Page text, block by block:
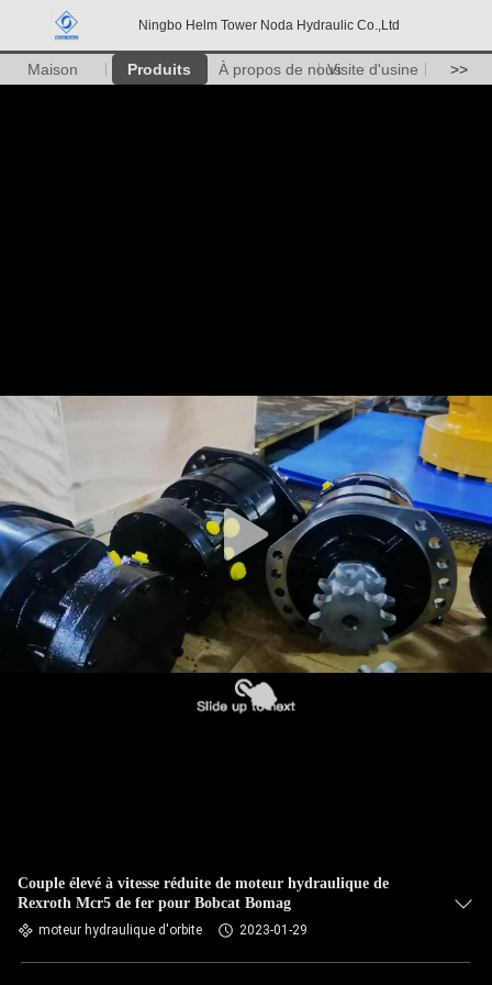
Ningbo Helm Tower Noda Hydraulic Co.,Ltd
Maison Produits À propos de nousVisite d'usine >>
Couple élevé à vitesse réduite de moteur hydraulique de
Rexroth Mcr5 de fer pour Bobcat Bomag
moteur hydraulique d'orbite 2023-01-29